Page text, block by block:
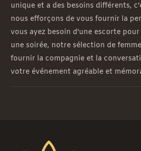
unique et a des besoins différents,
nous efforçons de vous fournir la
vous ayez besoin d’une escorte
une soirée, notre sélection de
fournir la compagnie et la
votre événement agréable et